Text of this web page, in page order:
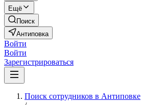
Ещё
Поиск
Антиповка
Войти
Войти
Зарегистрироваться
Поиск сотрудников в Антиповке